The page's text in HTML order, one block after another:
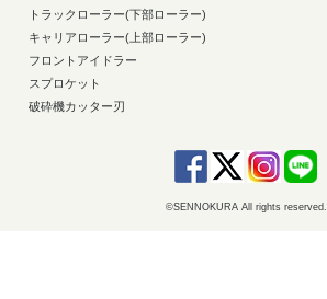
トラックローラー(下部ローラー)
キャリアローラー(上部ローラー)
フロントアイドラー
スプロケット
破砕機カッター刃
©SENNOKURA All rights reserved.